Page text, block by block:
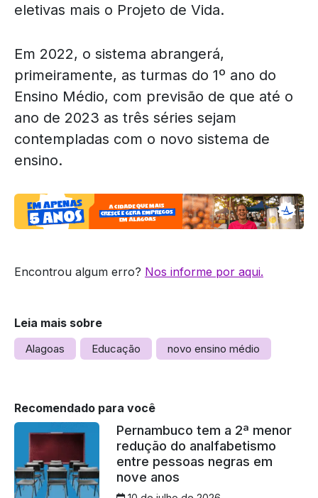
eletivas mais o Projeto de Vida.
Em 2022, o sistema abrangerá,
primeiramente, as turmas do 1º ano do
Ensino Médio, com previsão de que até o
ano de 2023 as três séries sejam
contempladas com o novo sistema de
ensino.
Encontrou algum erro? Nos informe por aqui.
Leia mais sobre
Alagoas Educação novo ensino médio
Recomendado para você
Pernambuco tem a 2ª menor
redução do analfabetismo
entre pessoas negras em
nove anos